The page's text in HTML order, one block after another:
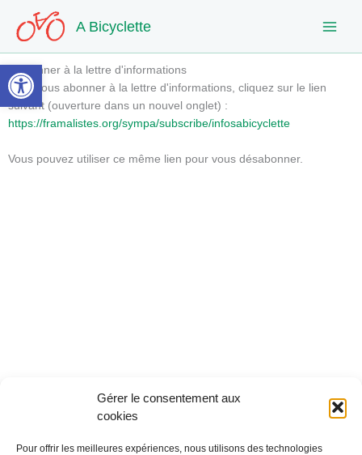
Ouvrir la barre d’outils
Gérer le consentement aux
cookies
Pour offrir les meilleures expériences, nous utilisons des technologies
contenu
A Bicyclette
S'abonner à la lettre d'informations
Pour vous abonner à la lettre d'informations, cliquez sur le lien
suivant (ouverture dans un nouvel onglet) :
https://framalistes.org/sympa/subscribe/infosabicyclette
Vous pouvez utiliser ce même lien pour vous désabonner.